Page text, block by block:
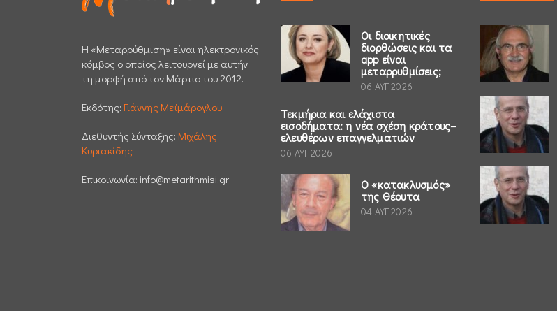
H «Μεταρρύθμιση» είναι ηλεκτρονικός
κόμβος ο οποίος λειτουργεί με αυτήν
τη μορφή από τον Μάρτιο του 2012.
Εκδότης: Γιάννης Μεϊμάρογλου
Διεθυντής Σύνταξης: Μιχάλης
Κυριακίδης
Επικοινωνία: info@metarithmisi.gr
Οι διοικητικές
διορθώσεις και τα
app είναι
μεταρρυθμίσεις;
06 ΑΥΓ 2026
Τεκμήρια και ελάχιστα
εισοδήματα: η νέα σχέση κράτους–
ελευθέρων επαγγελματιών
06 ΑΥΓ 2026
Ο «κατακλυσμός»
της Θέουτα
04 ΑΥΓ 2026